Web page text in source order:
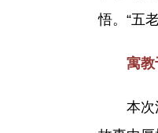
悟。“五
寓
本次活